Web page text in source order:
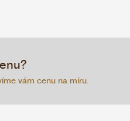
vám cenu na míru.